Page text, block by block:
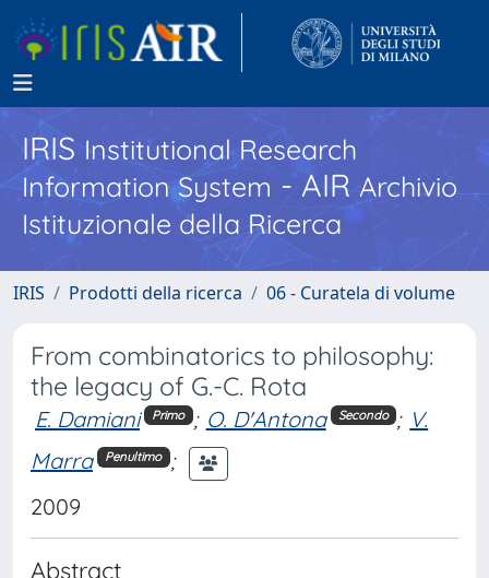
IRISInstitutional Research
Information System - AIR Archivio
Istituzionale della Ricerca
IRIS Prodotti della ricerca 06 - Curatela di volume
From combinatorics to philosophy:
the legacy of G.-C. Rota
E. Damiani Primo ; O. D'Antona Secondo ; V.
Marra
Penultimo ;
2009
Abstract